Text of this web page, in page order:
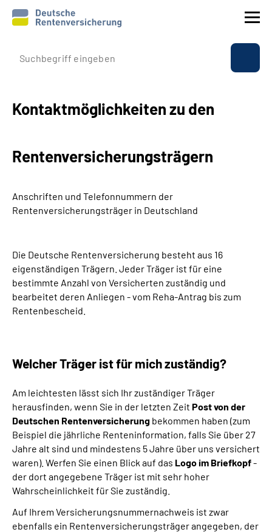
Profil instytucji
Ubezpieczenie
Service
Language
Inhalte in Gebärdensprache (DGS)
Kontaktmöglichkeiten zu den
Rentenversicherungsträgern
Anschriften und Telefonnummern der
Rentenversicherungsträger in Deutschland
Die Deutsche Rentenversicherung besteht aus 16
eigenständigen Trägern. Jeder Träger ist für eine
bestimmte Anzahl von Versicherten zuständig und
bearbeitet deren Anliegen - vom Reha-Antrag bis zum
Rentenbescheid.
Welcher Träger ist für mich zuständig?
Am leichtesten lässt sich Ihr zuständiger Träger
herausfinden, wenn Sie in der letzten Zeit Post von der
Deutschen Rentenversicherung bekommen haben (zum
Beispiel die jährliche Renteninformation, falls Sie über 27
Jahre alt sind und mindestens 5 Jahre über uns versichert
waren). Werfen Sie einen Blick auf das Logo im Briefkopf-
der dort angegebene Träger ist mit sehr hoher
Wahrscheinlichkeit für Sie zuständig.
Auf Ihrem Versicherungsnummernachweis ist zwar
ebenfalls ein Rentenversicherungsträger angegeben, der